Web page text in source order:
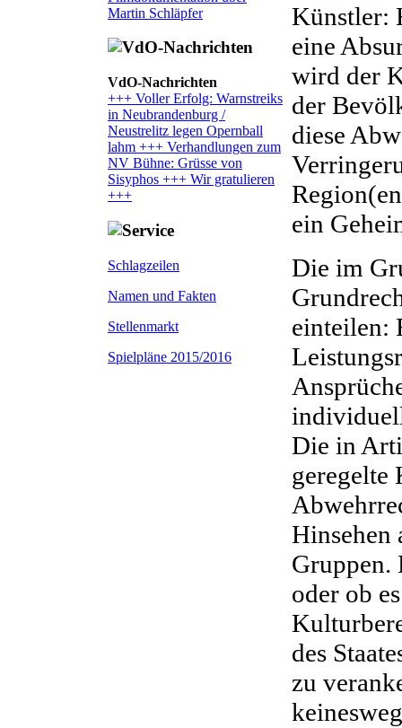
Martin Schläpfer
VdO-Nachrichten
+++ Voller Erfolg: Warnstreiks
in Neubrandenburg /
Neustrelitz legen Opernball
lahm +++ Verhandlungen zum
NV Bühne: Grüsse von
Sisyphos +++ Wir gratulieren
+++
Schlagzeilen
Namen und Fakten
Stellenmarkt
Spielpläne 2015/2016
Künstler:
eine
wird der
der
diese
ein
Die im
einteilen:
Die in
geregelte
Hinsehen
Gruppen.
oder ob
des
zu